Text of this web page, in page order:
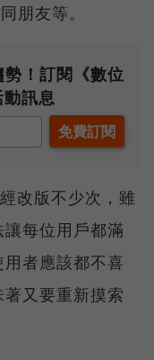
朋友等。
！訂閱《數位
訊息
改版不少次，雖
每位用戶都滿
者應該都不喜
又要重新摸索